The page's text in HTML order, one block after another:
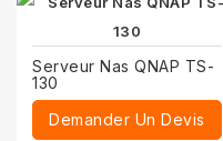
Serveur Nas QNAP TS-
130
Demander Un Devis